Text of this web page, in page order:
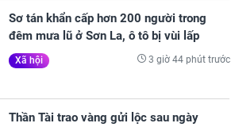
Sơ tán khẩn cấp hơn 200 người trong
đêm mưa lũ ở Sơn La, ô tô bị vùi lấp
Xã hội 3 giờ 44 phút trước
Thần Tài trao vàng gửi lộc sau ngày